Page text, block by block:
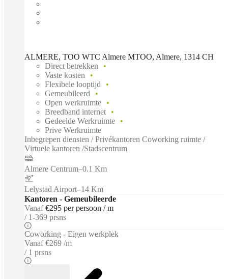
ALMERE, TOO WTC Almere MTOO, Almere, 1314 CH
Direct betrekken
Vaste kosten
Flexibele looptijd
Gemeubileerd
Open werkruimte
Breedband internet
Gedeelde Werkruimte
Prive Werkruimte
Inbegrepen diensten / Privékantoren Coworking ruimte /
Virtuele kantoren /Stadscentrum
Almere Centrum–0.1 Km
Lelystad Airport–14 Km
Kantoren - Gemeubileerde
Vanaf €295 per persoon / m
1-369 prsns
Coworking - Eigen werkplek
Vanaf €269 /m
1 prsns